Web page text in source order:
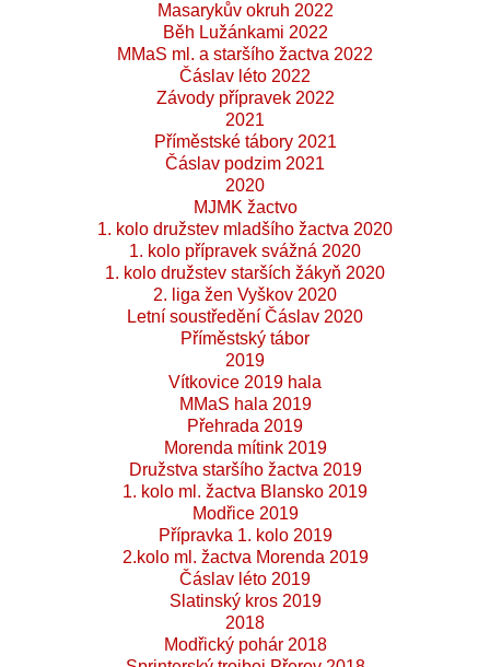
Masarykův okruh 2022
Běh Lužánkami 2022
MMaS ml. a staršího žactva 2022
Čáslav léto 2022
Závody přípravek 2022
2021
Příměstské tábory 2021
Čáslav podzim 2021
2020
MJMK žactvo
1. kolo družstev mladšího žactva 2020
1. kolo přípravek svážná 2020
1. kolo družstev starších žákyň 2020
2. liga žen Vyškov 2020
Letní soustředění Čáslav 2020
Příměstský tábor
2019
Vítkovice 2019 hala
MMaS hala 2019
Přehrada 2019
Morenda mítink 2019
Družstva staršího žactva 2019
1. kolo ml. žactva Blansko 2019
Modřice 2019
Přípravka 1. kolo 2019
2.kolo ml. žactva Morenda 2019
Čáslav léto 2019
Slatinský kros 2019
2018
Modřický pohár 2018